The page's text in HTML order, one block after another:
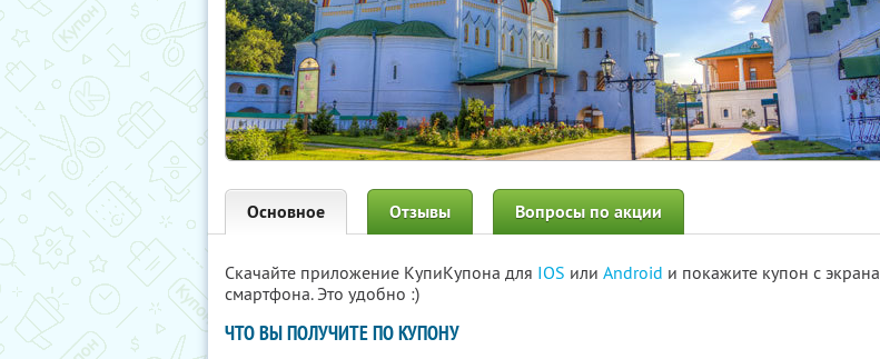
Основное Отзывы Вопросы по акции
Скачайте приложение КупиКупона для IOS или Android и покажите купон с экрана
смартфона. Это удобно :)
ЧТО ВЫ ПОЛУЧИТЕ ПО КУПОНУ